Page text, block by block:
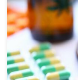
Ostatnie badanie
może zapewnić
prostaty.
statystycznie
nowotwory w
chemioterapii jest
kannabinoidy,